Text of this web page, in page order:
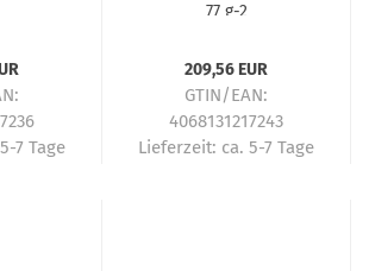
7 Tage
77 g-2
209,56 EUR
GTIN/EAN:
4068131217243
Lieferzeit: ca. 5-7 Tage